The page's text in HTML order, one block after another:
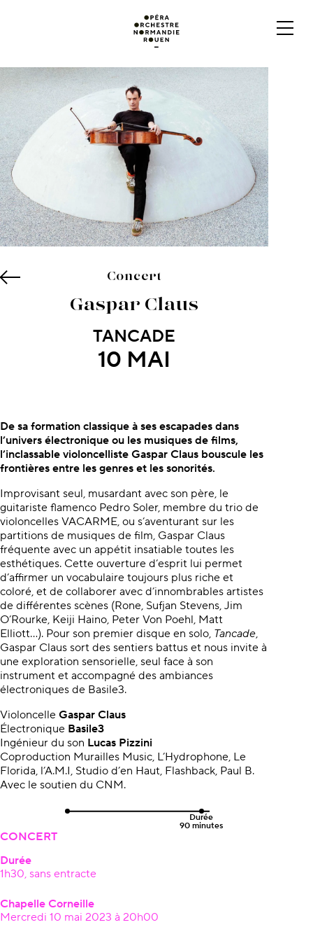
Concert
Gaspar Claus
TANCADE
10 MAI
À propos du concert
De sa formation classique à ses escapades dans
l’univers électronique ou les musiques de ﬁlms,
l’inclassable violoncelliste Gaspar Claus bouscule les
frontières entre les genres et les sonorités.
Improvisant seul, musardant avec son père, le
guitariste ﬂamenco Pedro Soler, membre du trio de
violoncelles VACARME, ou s’aventurant sur les
partitions de musiques de ﬁlm, Gaspar Claus
fréquente avec un appétit insatiable toutes les
esthétiques. Cette ouverture d’esprit lui permet
d’affirmer un vocabulaire toujours plus riche et
coloré, et de collaborer avec d’innombrables artistes
de différentes scènes (Rone, Sufjan Stevens, Jim
O’Rourke, Keiji Haino, Peter Von Poehl, Matt
Elliott…). Pour son premier disque en solo, Tancade,
Gaspar Claus sort des sentiers battus et nous invite à
une exploration sensorielle, seul face à son
instrument et accompagné des ambiances
électroniques de Basile3.
Violoncelle Gaspar Claus
Électronique Basile3
Ingénieur du son Lucas Pizzini
Coproduction Murailles Music, L’Hydrophone, Le
Florida, l’A.M.I, Studio d’en Haut, Flashback, Paul B.
Avec le soutien du CNM.
Durée
90 minutes
CONCERT
Durée
1h30, sans entracte
Chapelle Corneille
Mercredi 10 mai 2023 à 20h00